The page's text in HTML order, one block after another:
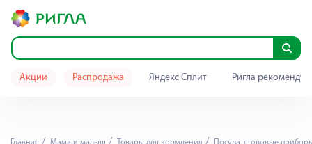
Акции Распродажа Яндекс Сплит Ригла